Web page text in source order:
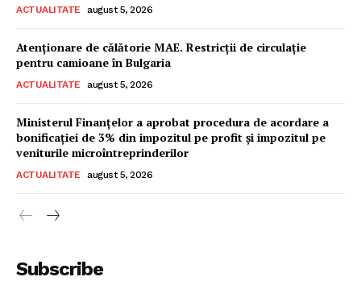
ACTUALITATE august 5, 2026
Atenționare de călătorie MAE. Restricții de circulație
pentru camioane în Bulgaria
ACTUALITATE august 5, 2026
Ministerul Finanțelor a aprobat procedura de acordare a
bonificației de 3% din impozitul pe profit și impozitul pe
veniturile microîntreprinderilor
ACTUALITATE august 5, 2026
Subscribe